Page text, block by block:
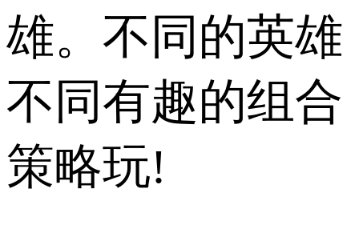
雄。不同的英雄
不同有趣的组合
策略玩!